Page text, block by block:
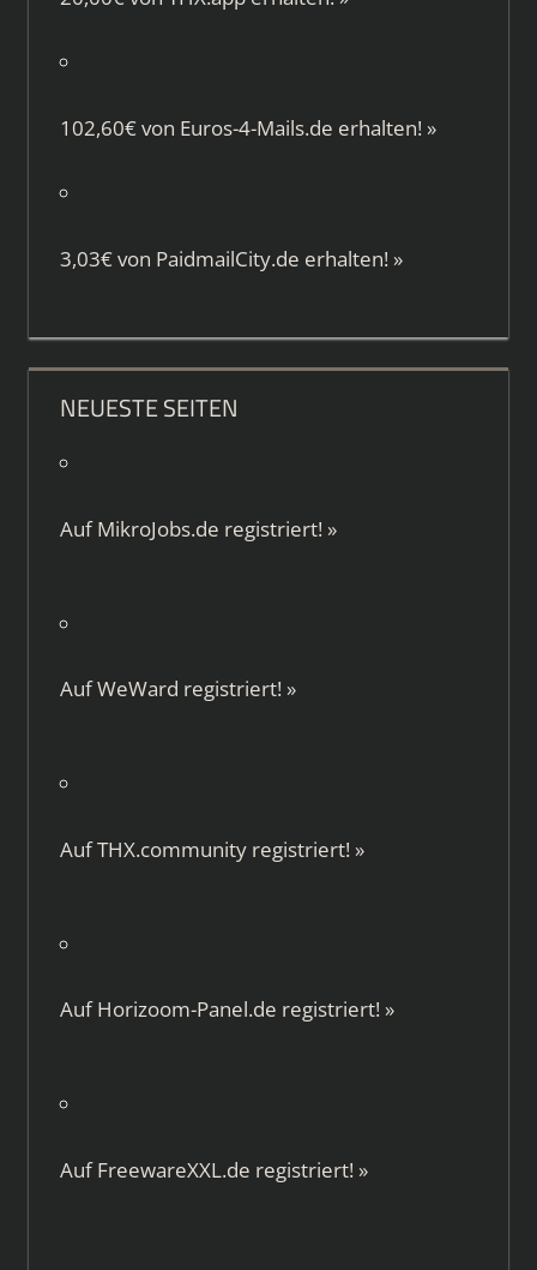
102,60€ von Euros-4-Mails.de erhalten! »
3,03€ von PaidmailCity.de erhalten! »
NEUESTE SEITEN
AufMikroJobs.de registriert! »
AufWeWard registriert! »
AufTHX.communityregistriert! »
AufHorizoom-Panel.de registriert! »
AufFreewareXXL.de registriert! »